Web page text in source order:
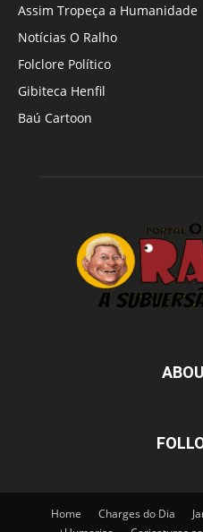
Assim Tropeça a Humanidade
Notícias O Ralho
Folclore Político
Gibiteca Henfil
Baú Cartoon
Home Charges do Dia